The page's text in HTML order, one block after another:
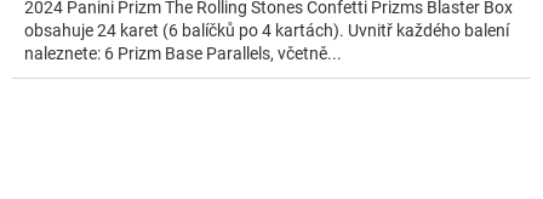
2024 Panini Prizm The Rolling Stones Confetti Prizms Blaster Box
obsahuje 24 karet (6 balíčků po 4 kartách). Uvnitř každého balení
naleznete: 6 Prizm Base Parallels, včetně...